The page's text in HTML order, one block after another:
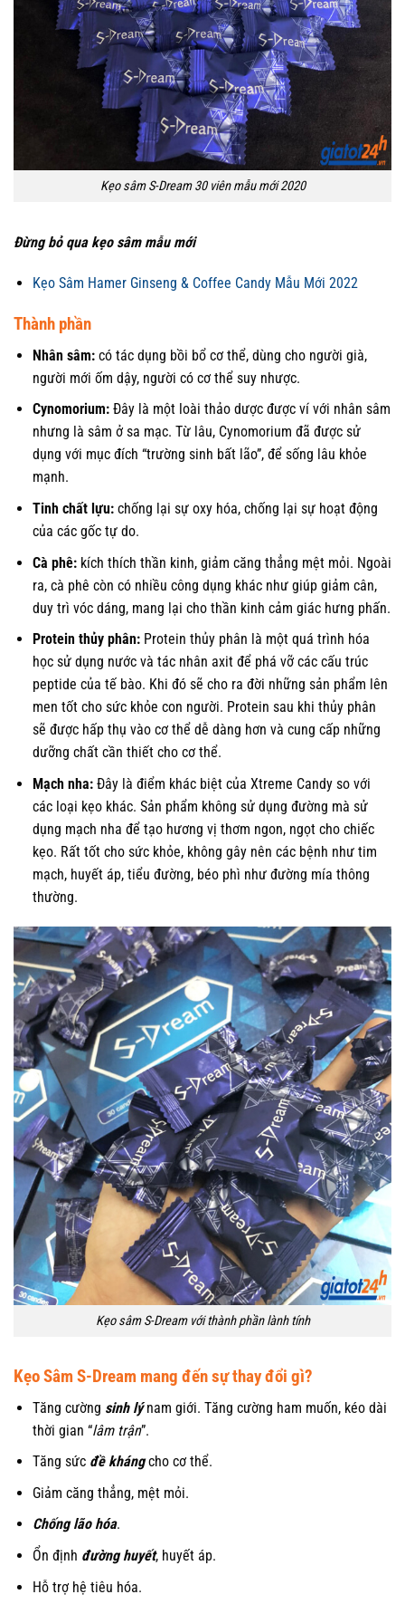
Kẹo sâm S-Dream 30 viên mẫu mới 2020
Đừng bỏ qua kẹo sâm mẫu mới
Kẹo Sâm Hamer Ginseng & Coffee Candy Mẫu Mới 2022
Thành phần
Nhân sâm:có tác dụng bồi bổ cơ thể, dùng cho người già,
người mới ốm dậy, người có cơ thể suy nhược.
Cynomorium:Đây là một loài thảo dược được ví với nhân sâm
nhưng là sâm ở sa mạc. Từ lâu, Cynomorium đã được sử
dụng với mục đích “trường sinh bất lão”, để sống lâu khỏe
mạnh.
Tinh chất lựu:chống lại sự oxy hóa, chống lại sự hoạt động
của các gốc tự do.
Cà phê:kích thích thần kinh, giảm căng thẳng mệt mỏi. Ngoài
ra, cà phê còn có nhiều công dụng khác như giúp giảm cân,
duy trì vóc dáng, mang lại cho thần kinh cảm giác hưng phấn.
Protein thủy phân:Protein thủy phân là một quá trình hóa
học sử dụng nước và tác nhân axit để phá vỡ các cấu trúc
peptide của tế bào. Khi đó sẽ cho ra đời những sản phẩm lên
men tốt cho sức khỏe con người. Protein sau khi thủy phân
sẽ được hấp thụ vào cơ thể dễ dàng hơn và cung cấp những
dưỡng chất cần thiết cho cơ thể.
Mạch nha:Đây là điểm khác biệt của Xtreme Candy so với
các loại kẹo khác. Sản phẩm không sử dụng đường mà sử
dụng mạch nha để tạo hương vị thơm ngon, ngọt cho chiếc
kẹo. Rất tốt cho sức khỏe, không gây nên các bệnh như tim
mạch, huyết áp, tiểu đường, béo phì như đường mía thông
thường.
Kẹo sâm S-Dream với thành phần lành tính
Kẹo Sâm S-Dream mang đến sự thay đổi gì?
Tăng cường sinh lýnam giới. Tăng cường ham muốn, kéo dài
thời gian “lâm trận”.
Tăng sức đề khángcho cơ thể.
Giảm căng thẳng, mệt mỏi.
Chống lão hóa.
Ổn định đường huyết, huyết áp.
Hỗ trợ hệ tiêu hóa.